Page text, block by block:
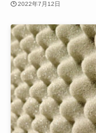
2022年7月12日